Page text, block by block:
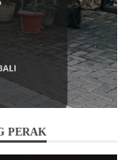
PERAK